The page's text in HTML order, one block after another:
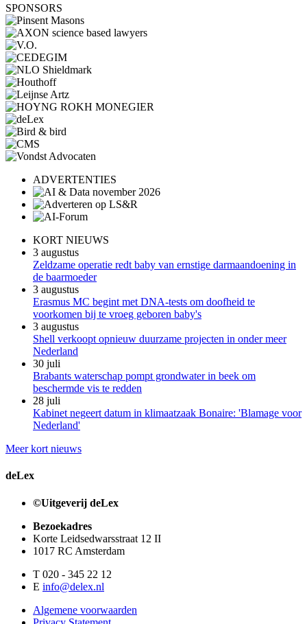
SPONSORS
ADVERTENTIES
KORT NIEUWS
3 augustus
Zeldzame operatie redt baby van ernstige darmaandoening in
de baarmoeder
3 augustus
Erasmus MC begint met DNA-tests om doofheid te
voorkomen bij te vroeg geboren baby's
3 augustus
Shell verkoopt opnieuw duurzame projecten in onder meer
Nederland
30 juli
Brabants waterschap pompt grondwater in beek om
beschermde vis te redden
28 juli
Kabinet negeert datum in klimaatzaak Bonaire: 'Blamage voor
Nederland'
Meer kort nieuws
deLex
©Uitgeverij deLex
Bezoekadres
Korte Leidsedwarsstraat 12 II
1017 RC Amsterdam
T 020 - 345 22 12
E info@delex.nl
Algemene voorwaarden